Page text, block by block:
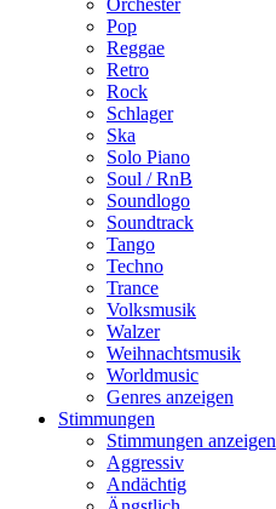
Orchester
Pop
Reggae
Retro
Rock
Schlager
Ska
Solo Piano
Soul / RnB
Soundlogo
Soundtrack
Tango
Techno
Trance
Volksmusik
Walzer
Weihnachtsmusik
Worldmusic
Genres anzeigen
Stimmungen
Stimmungen anzeigen
Aggressiv
Andächtig